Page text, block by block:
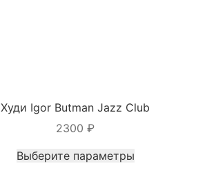
Худи Igor Butman Jazz Club
2300 ₽
Выберите параметрыЭтот